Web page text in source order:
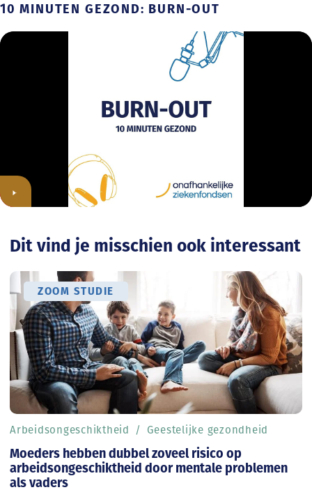
10 MINUTEN GEZOND: BURN-OUT
Dit vind je misschien ook interessant
Moeders hebben dubbel zoveel risico op
arbeidsongeschiktheid door mentale problemen
als vaders
ZOOM STUDIE
Arbeidsongeschiktheid Geestelijke gezondheid